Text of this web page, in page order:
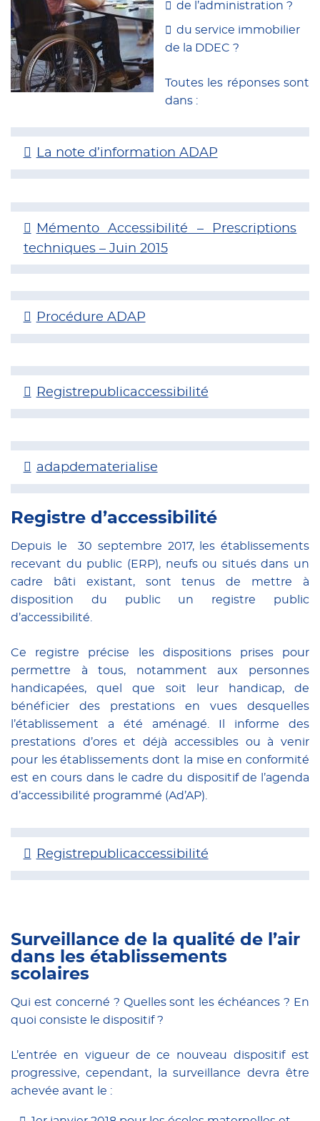
de l’administration ?
du service immobilier
de la DDEC ?
Toutes les réponses sont
dans :
La note d’information ADAP
Mémento Accessibilité – Prescriptions
techniques – Juin 2015
Procédure ADAP
Registrepublicaccessibilité
adapdematerialise
Registre d’accessibilité
Depuis le 30 septembre 2017, les établissements
recevant du public (ERP), neufs ou situés dans un
cadre bâti existant, sont tenus de mettre à
disposition du public un registre public
d’accessibilité.
Ce registre précise les dispositions prises pour
permettre à tous, notamment aux personnes
handicapées, quel que soit leur handicap, de
bénéficier des prestations en vues desquelles
l’établissement a été aménagé. Il informe des
prestations d’ores et déjà accessibles ou à venir
pour les établissements dont la mise en conformité
est en cours dans le cadre du dispositif de l’agenda
d’accessibilité programmé (Ad’AP).
Registrepublicaccessibilité
Surveillance de la qualité de l’air
dans les établissements
scolaires
Qui est concerné ? Quelles sont les échéances ? En
quoi consiste le dispositif ?
L’entrée en vigueur de ce nouveau dispositif est
progressive, cependant, la surveillance devra être
achevée avant le :